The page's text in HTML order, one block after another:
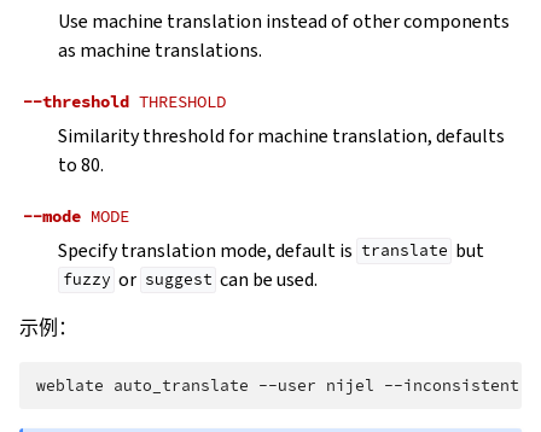
Use machine translation instead of other components
as machine translations.
--threshold THRESHOLD
Similarity threshold for machine translation, defaults
to 80.
--mode MODE
Specify translation mode, default is translate but
fuzzy or suggest can be used.
示例：
weblate auto_translate --user nijel --inconsistent